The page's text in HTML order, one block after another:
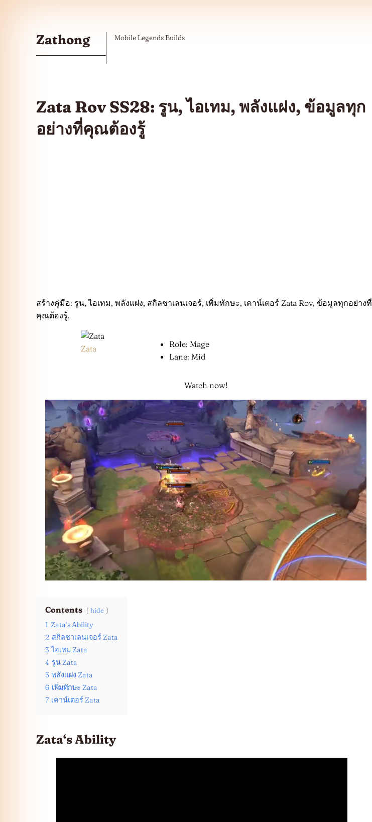
Zathong Mobile Legends Builds
Zata Rov SS28: รูน, ไอเทม, พลังแฝง, ข้อมูลทุก
อย่างที่คุณต้องรู้
สร้างคู่มือ: รูน, ไอเทม, พลังแฝง, สกิลชาเลนเจอร์, เพิ่มทักษะ, เคาน์เตอร์ Zata Rov, ข้อมูลทุกอย่างที่
คุณต้องรู้.
Zata
Role: Mage
Lane: Mid
Watch now!
Contents hide
1 Zata‘s Ability
2 สกิลชาเลนเจอร์ Zata
3 ไอเทม Zata
4 รูน Zata
5 พลังแฝง Zata
6 เพิ่มทักษะ Zata
7 เคาน์เตอร์ Zata
Zata‘s Ability